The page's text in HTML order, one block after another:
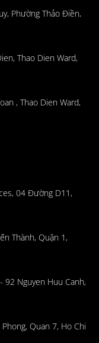
Phường Thảo Điền,
Thao Dien Ward,
, Thao Dien Ward,
04 Đường D11,
Thành, Quận 1,
92 Nguyen Huu Canh,
Quan 7, Ho Chi